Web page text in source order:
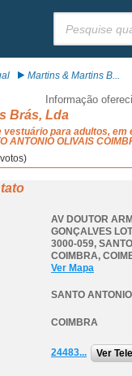
Martins & Martins B...
Informação
Brás, Lda
vestuário para adultos, em
ANTONIO OLIVAIS
votos)
AV DOUTOR
GONÇALVES
3000-059,
COIMBRA,
Ver Mapa
SANTO
COIMBRA
24483... Ver